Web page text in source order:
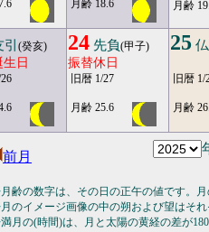
月齢 18.6
月齢
(癸亥)
日
24 先負(甲子)
振替休日
旧暦 1/27
月齢 25.6
25
旧暦 1/
月齢
前月
齢の数字は、その日の正午の値です。月
のイメージ画像の中の朔および望はそ
月の(時間)は、月と太陽の黄経の差が